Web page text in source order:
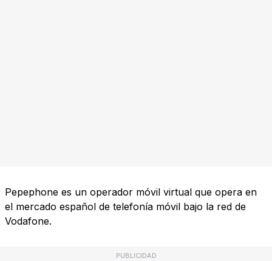
Pepephone es un operador móvil virtual que opera en
el mercado español de telefonía móvil bajo la red de
Vodafone.
PUBLICIDAD